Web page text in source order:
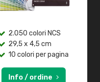
2.050 colori NCS
29,5 x 4,5 cm
10 colori per pagina
Info / ordine